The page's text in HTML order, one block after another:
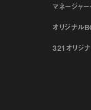
マネージャ
オリジナル
321オリジ